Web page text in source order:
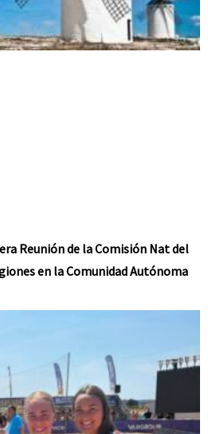
Reunión de la Comisión Nat del
en la Comunidad Autónoma